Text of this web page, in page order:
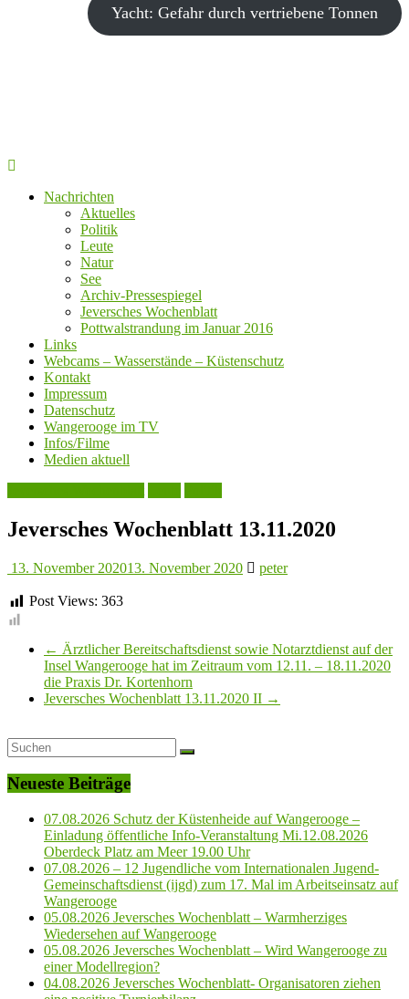
Yacht: Gefahr durch vertriebene Tonnen
Nachrichten
Aktuelles
Politik
Leute
Natur
See
Archiv-Pressespiegel
Jeversches Wochenblatt
Pottwalstrandung im Januar 2016
Links
Webcams – Wasserstände – Küstenschutz
Kontakt
Impressum
Datenschutz
Wangerooge im TV
Infos/Filme
Medien aktuell
Jeversches Wochenblatt 13.11.2020
13. November 202013. November 2020 peter
Post Views: 363
← Ärztlicher Bereitschaftsdienst sowie Notarztdienst auf der
Insel Wangerooge hat im Zeitraum vom 12.11. – 18.11.2020
die Praxis Dr. Kortenhorn
Jeversches Wochenblatt 13.11.2020 II →
Neueste Beiträge
07.08.2026 Schutz der Küstenheide auf Wangerooge –
Einladung öffentliche Info-Veranstaltung Mi.12.08.2026
Oberdeck Platz am Meer 19.00 Uhr
07.08.2026 – 12 Jugendliche vom Internationalen Jugend-
Gemeinschaftsdienst (ijgd) zum 17. Mal im Arbeitseinsatz auf
Wangerooge
05.08.2026 Jeversches Wochenblatt – Warmherziges
Wiedersehen auf Wangerooge
05.08.2026 Jeversches Wochenblatt – Wird Wangerooge zu
einer Modellregion?
04.08.2026 Jeversches Wochenblatt- Organisatoren ziehen